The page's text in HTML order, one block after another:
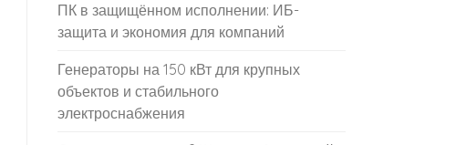
ПК в защищённом исполнении: ИБ-
защита и экономия для компаний
Генераторы на 150 кВт для крупных
объектов и стабильного
электроснабжения